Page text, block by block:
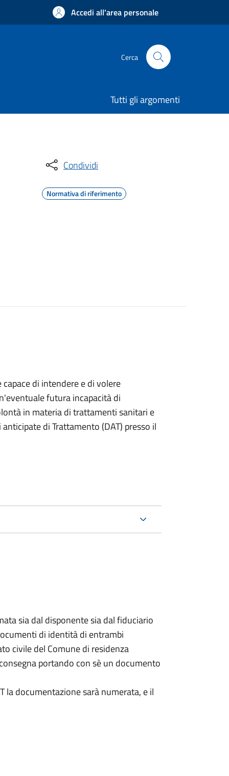
Accedi all'area personale
Cerca
Tutti gli argomenti
Condividi
Normativa di riferimento
di intendere e di volere
futura incapacità di
in materia di trattamenti sanitari e
di Trattamento (DAT) presso il
sia dal disponente sia dal fiduciario
di identità di entrambi
civile del Comune di residenza
portando con sè un documento
la documentazione sarà numerata, e il